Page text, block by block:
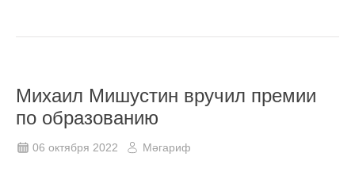
Михаил Мишустин вручил премии
по образованию
06 октября 2022 Мәгариф